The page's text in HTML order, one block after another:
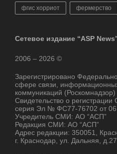
фгис хорриот фермерство
Сетевое издание “ASP
2006 – 2026 ©
Зарегистрировано
сфере связи,
коммуникаций (Роскомнадзор)
Свидетельство о
серия Эл № ФС77-76702 от 06
Учредитель СМИ: АО “АСП”
Редакция СМИ: АО “АСП”
Адрес редакции: 350051,
г. Краснодар, ул. Дальняя, д.27